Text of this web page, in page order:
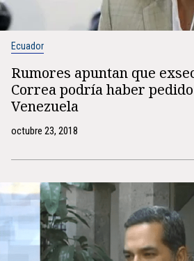
Ecuador
Rumores apuntan que
Correa podría haber
Venezuela
octubre 23, 2018